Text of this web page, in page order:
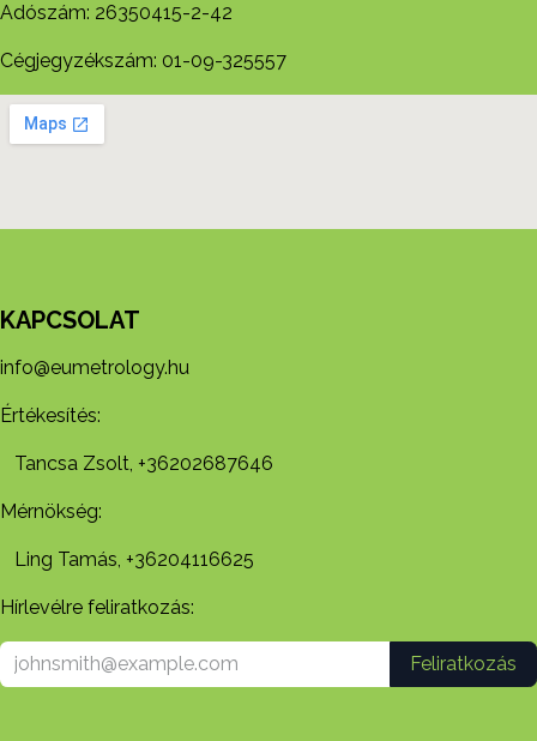
Adószám: 26350415-2-42
Cégjegyzékszám: 01-09-325557
KAPCSOLAT
info@eumetrology.hu
Értékesítés:
Tancsa Zsolt, +36202687646
Mérnökség:
Ling Tamás, +36204116625
Hírlevélre feliratkozás:
Feliratkozás